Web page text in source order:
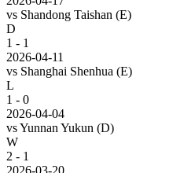
vs Shandong Taishan (E)
D
1 - 1
2026-04-11
vs Shanghai Shenhua (E)
L
1 - 0
2026-04-04
vsYunnan Yukun (D)
W
2 - 1
2026-03-20